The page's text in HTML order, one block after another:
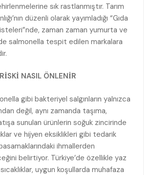
sık rastlanmıştır. Tarım
düzenli olarak yayımladığı “Gıda
zaman zaman yumurta ve
salmonella tespit edilen markalara
NASIL ÖNLENİR
gibi bakteriyel salgınların yalnızca
değil, aynı zamanda taşıma,
sunulan ürünlerin soğuk zincirinde
ve hijyen eksiklikleri gibi tedarik
ihmallerden
belirtiyor. Türkiye’de özellikle yaz
uygun koşullarda muhafaza